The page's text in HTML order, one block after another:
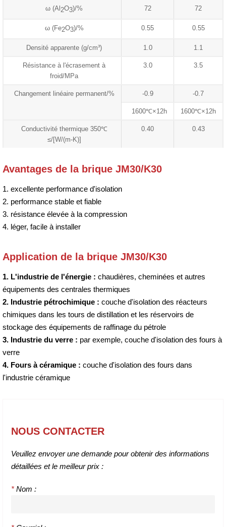
ω (Al 2O3)/% 72 72
ω (Fe2O3)/% 0.55 0.55
Densité apparente (g/cm³) 1.0 1.1
Résistance à l'écrasement à
froid/MPa
3.0 3.5
Changement linéaire permanent/% -0.9 -0.7
1600℃×12h 1600℃×12h
Conductivité thermique 350℃
≤/[W/(m-K)]
0.40 0.43
Avantages de la brique JM30/K30
1. excellente performance d'isolation
2. performance stable et fiable
3. résistance élevée à la compression
4. léger, facile à installer
Application de la brique JM30/K30
1. L'industrie de l'énergie : chaudières, cheminées et autres
équipements des centrales thermiques
2. Industrie pétrochimique : couche d'isolation des réacteurs
chimiques dans les tours de distillation et les réservoirs de
stockage des équipements de raffinage du pétrole
3. Industrie du verre : par exemple, couche d'isolation des fours à
verre
4. Fours à céramique : couche d'isolation des fours dans
l'industrie céramique
NOUS CONTACTER
Veuillez envoyer une demande pour obtenir des informations
détaillées et le meilleur prix :
* Nom :